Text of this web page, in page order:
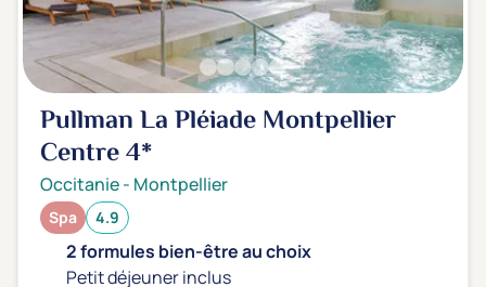
Sport
(0)
Yoga
(0)
Offres spéciales
Vente Flash & Promo
Offres spéciales Solo
Pullman La Pléiade Montpellier
Centre4*
Occitanie- Montpellier
Spa 4.9
2 formules bien-être au choix
Petit déjeuner inclus